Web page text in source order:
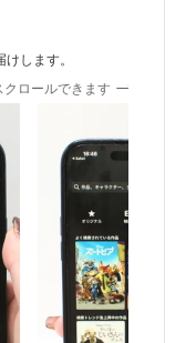
します。
クロールできます